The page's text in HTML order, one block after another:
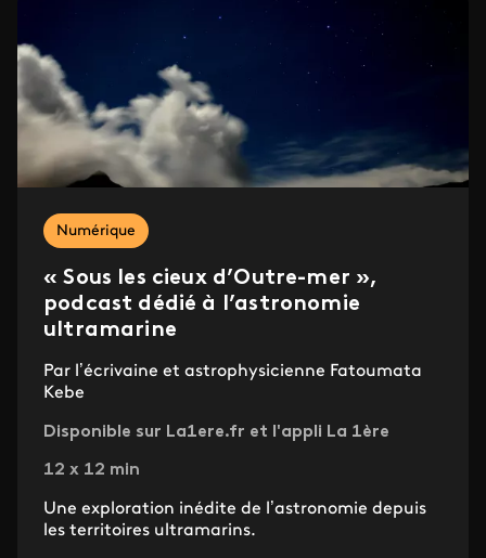
Numérique
« Sous les cieux d’Outre-mer »,
podcast dédié à l’astronomie
ultramarine
Par l’écrivaine et astrophysicienne Fatoumata
Kebe
Disponible sur La1ere.fr et l'appli La 1ère
12 x 12 min
Une exploration inédite de l’astronomie depuis
les territoires ultramarins.